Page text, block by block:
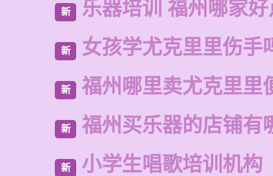
新 乐器培训 福州哪家好
新 女孩学尤克里里伤手
新 福州哪里卖尤克里里
新 福州买乐器的店铺有
新 小学生唱歌培训机构